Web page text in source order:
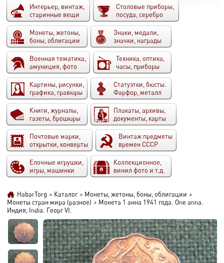
Интерьер, винтаж,
старинные вещи
Столовые приборы,
посуда, серебро
Монеты, жетоны,
боны, облигации
Знаки, медали,
значки, награды
Военная тематика,
амуниция, фото
Техника, оптика,
часы, приборы
Картины, рисунки,
графика, гравюры
Статуэтки, бюсты.
Фарфор, металл
Книги, журналы,
газеты, брошюры
Плакаты, архивы,
документы, карты
Почтовые марки,
открытки, конверты
Винтаж предметы
времен СССР
Елочные игрушки,
игры, машинки
Коллекционное,
винил фото и т.д.
HabarTorg > Каталог > Монеты, жетоны, боны, облигации >
Монеты стран мира (разное) > Монета 1 анна 1941 года. One anna.
Индия, India. Георг VI.